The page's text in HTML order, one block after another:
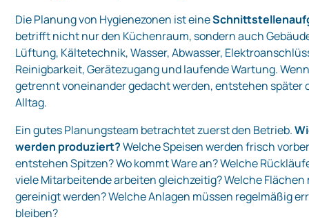
Die Planung von Hygienezonen ist eine
betrifft nicht nur den Küchenraum, sondern auch
Lüftung, Kältetechnik, Wasser, Abwasser,
Reinigbarkeit, Gerätezugang und laufende Wartung.
getrennt voneinander gedacht werden, entstehen später
Alltag.
Ein gutes Planungsteam betrachtet zuerst den Betrieb.
werden produziert?Welche Speisen werden frisch
entstehen Spitzen? Wo kommt Ware an? Welche
viele Mitarbeitende arbeiten gleichzeitig? Welche Flächen
gereinigt werden? Welche Anlagen müssen regelmäßig
bleiben?